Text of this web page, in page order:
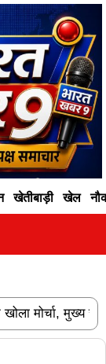
खेतीबाड़ी खेल
मुख्य सचिव को